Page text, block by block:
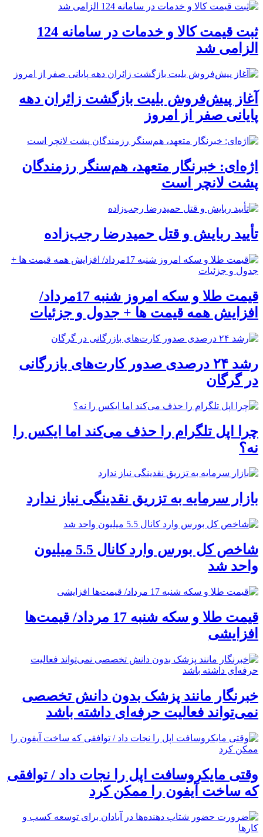
ثبت قیمت کالا و خدمات در سامانه 124
الزامی شد
آغاز پیش‌فروش بلیت بازگشت زائران دهه
پایانی صفر از امروز
اژه‌ای: خبرنگار متعهد، هم‌سنگر رزمندگان
پشت لانچر است
تأیید ربایش و قتل حمیدرضا رجب‌زاده
قیمت طلا و سکه امروز شنبه 17مرداد/
افزایش همه قیمت ها + جدول و جزئیات
رشد ۲۴ درصدی صدور کارت‌های بازرگانی
در گرگان
چرا اپل تلگرام را حذف می‌کند اما ایکس را
نه؟
بازار سرمایه به تزریق نقدینگی نیاز ندارد
شاخص کل بورس وارد کانال 5.5 میلیون
واحد شد
قیمت طلا و سکه شنبه 17 مرداد/ قیمت‌ها
افزایشی
خبرنگار مانند پزشک بدون دانش تخصصی
نمی‌تواند فعالیت حرفه‌ای داشته باشد
وقتی مایکروسافت اپل را نجات داد / توافقی
که ساخت آیفون را ممکن کرد